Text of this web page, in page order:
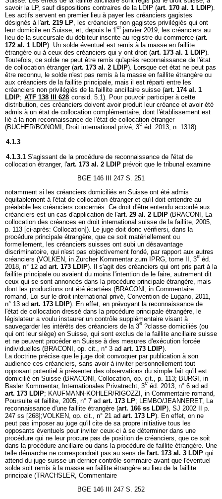
savoir la LP, sauf dispositions contraires de la LDIP (art. 170 al. 1 LDIP).
Les actifs servent en premier lieu à payer les créanciers gagistes
désignés à l'art. 219 LP, les créanciers non gagistes privilégiés qui ont
leur domicile en Suisse, et, depuis le 1erjanvier 2019, les créanciers au
lieu de la succursale du débiteur inscrite au registre du commerce (art.
172 al. 1 LDIP). Un solde éventuel est remis à la masse en faillite
étrangère ou à ceux des créanciers qui y ont droit (art. 173 al. 1 LDIP).
Toutefois, ce solde ne peut être remis qu'après reconnaissance de l'état
de collocation étranger (art. 173 al. 2 LDIP). Lorsque cet état ne peut pas
être reconnu, le solde n'est pas remis à la masse en faillite étrangère ou
aux créanciers de la faillite principale, mais il est réparti entre les
créanciers non privilégiés de la faillite ancillaire suisse (art. 174 al. 1
LDIP; ATF 138 III 628 consid. 5.1). Pour pouvoir participer à cette
distribution, ces créanciers doivent avoir produit leur créance et avoir été
admis à un état de collocation complémentaire, dont l'établissement est
lié à la non-reconnaissance de l'état de collocation étranger
(BUCHER/BONOMI, Droit international privé, 3e éd. 2013, n. 1318).
4.1.3
4.1.3.1 S'agissant de la procédure de reconnaissance de l'état de
collocation étranger, l'art. 173 al. 2 LDIP prévoit que le tribunal examine
BGE 146 III 247 S. 251
notamment si les créanciers domiciliés en Suisse ont été admis
équitablement à l'état de collocation étranger et qu'il doit entendre au
préalable les créanciers concernés. Ce droit d'être entendu accordé aux
créanciers est un cas d'application de l'art. 29 al. 2 LDIP (BRACONI, La
collocation des créances en droit international suisse de la faillite, 2005,
p. 113 [ci-après: Collocation]). Le juge doit donc vérifiersi, dans la
procédure principale étrangère, que ce soit matériellement ou
formellement, les créanciers suisses ont subi un désavantage
discriminatoire, qui n'est pas objectivement fondé, par rapport aux autres
créanciers (VOLKEN, in Zürcher Kommentar zum IPRG, tome II, 3e éd.
2018, n° 12 ad art. 173 LDIP). Il s'agit des créanciers qui ont pris part à la
faillite principale ou avaient du moins l'intention de le faire, autrement dit
ceux qui se sont annoncés dans la procédure principale étrangère, mais
dont les productions ont été écartées (BRACONI, in Commentaire
romand, Loi sur le droit international privé, Convention de Lugano, 2011,
n° 13 ad art. 173 LDIP). En effet, en prévoyant la reconnaissance de
l'état de collocation dressé dans la procédure principale étrangère, le
législateur a voulu instaurer un contrôle supplémentaire visant à
sauvegarder les intérêts des créanciers de la 3e ?classe domiciliés (ou
qui ont leur siège) en Suisse, qui sont exclus de la faillite ancillaire suisse
et ne peuvent procéder en Suisse à des mesures d'exécution forcée
individuelles (BRACONI, op. cit., n° 3 ad art. 173 LDIP).
La doctrine précise que le juge doit convoquer par publication à son
audience ces créanciers, sans avoir à inviter personnellement tout
opposant potentiel à présenter des observations du simple fait qu'il est
domicilié en Suisse (BRACONI, Collocation, op. cit., p. 113; BÜRGI, in
Basler Kommentar, Internationales Privatrecht, 3e éd. 2013, n° 6 ad ad
art. 173 LDIP; KAUFMANN-KOHLER/RIGOZZI, in Commentaire romand,
Poursuite et faillite, 2005, n° 7 ad art. 173 LP; LEMBO/JEANNERET, La
reconnaissance d'une faillite étrangère (art. 166 ss LDIP), SJ 2002 II p.
247 ss [268];VOLKEN, op. cit., n° 21 ad art. 173 LP). En effet, on ne
peut pas imposer au juge qu'il cite de sa propre initiative tous les
opposants éventuels pour inviter ceux-ci à se déterminer dans une
procédure qui ne leur procure pas de position de créanciers, que ce soit
dans la procédure ancillaire ou dans la procédure de faillite étrangère. Une
telle démarche ne correspondrait pas au sens de l'art. 173 al. 3 LDIP qui
attend du juge suisse un dernier contrôle sommaire avant que l'éventuel
solde soit remis à la masse en faillite étrangère au lieu de la faillite
principale (TRACHSLER, Commentaire
BGE 146 III 247 S. 252